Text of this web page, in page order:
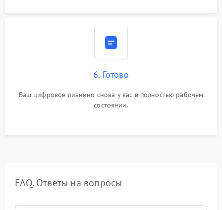
6. Готово
Ваш цифровое пианино снова у вас в полностью рабочем
состоянии.
FAQ. Ответы на вопросы